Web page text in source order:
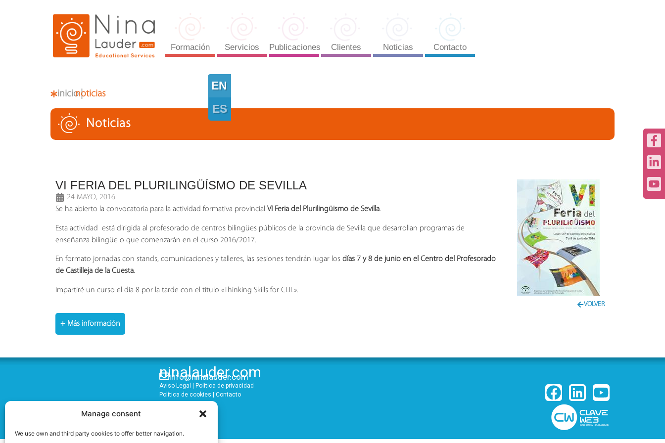
Manage consent
We use own and third party cookies to offer better navigation.
Formación Servicios Publicaciones Clientes Noticias Contacto
EN
ES
inicio |noticias
Noticias
VI FERIA DEL PLURILINGÜÍSMO DE SEVILLA
24 MAYO, 2016
Se ha abierto la convocatoria para la actividad formativa provincial VI Feria del Plurilingüismo de Sevilla.
Esta actividad está dirigida al profesorado de centros bilingües públicos de la provincia de Sevilla que desarrollan programas de
enseñanza bilingüe o que comenzarán en el curso 2016/2017.
En formato jornadas con stands, comunicaciones y talleres, las sesiones tendrán lugar los días 7 y 8 de junio en el Centro del Profesorado
de Castilleja de la Cuesta.
Impartiré un curso el dia 8 por la tarde con el título «Thinking Skills for CLIL».
+ Más información
VOLVER
ninalauder.com
info@ninalauder.com
Aviso Legal
Política de privacidad
Política de cookies
Contacto